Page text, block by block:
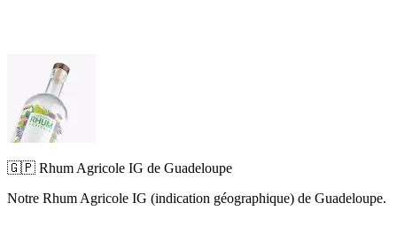
🇬🇵 Rhum Agricole IG de Guadeloupe
Notre Rhum Agricole IG (indication géographique) de Guadeloupe.